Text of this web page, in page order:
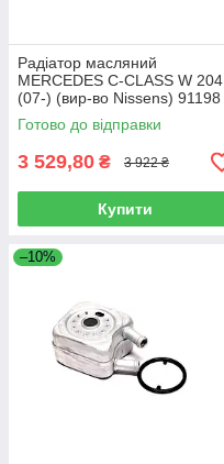
Радіатор масляний
MERCEDES C-CLASS W 204
(07-) (вир-во Nissens) 91198
Готово до відправки
3 529,80 ₴ 3 922 ₴
Купити
–10%